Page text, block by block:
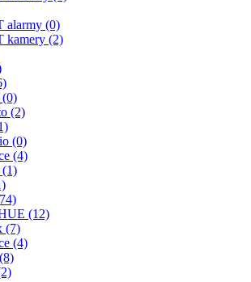
alarmy (0)
kamery (2)
(0)
(2)
(0)
(4)
(12)
(7)
(4)